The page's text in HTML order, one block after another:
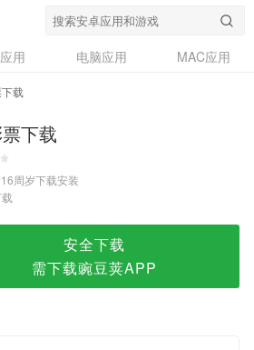
用 电脑应用
MAC应用
载
下载
周岁下载安装
安全下载
需下载豌豆荚APP